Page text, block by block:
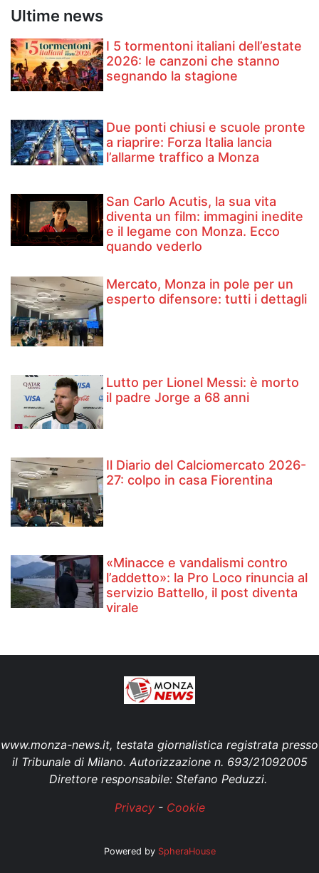
Ultime news
I 5 tormentoni italiani dell’estate
2026: le canzoni che stanno
segnando la stagione
Due ponti chiusi e scuole pronte
a riaprire: Forza Italia lancia
l’allarme traffico a Monza
San Carlo Acutis, la sua vita
diventa un film: immagini inedite
e il legame con Monza. Ecco
quando vederlo
Mercato, Monza in pole per un
esperto difensore: tutti i dettagli
Lutto per Lionel Messi: è morto
il padre Jorge a 68 anni
Il Diario del Calciomercato 2026-
27: colpo in casa Fiorentina
«Minacce e vandalismi contro
l’addetto»: la Pro Loco rinuncia al
servizio Battello, il post diventa
virale
www.monza-news.it, testata giornalistica registrata presso
il Tribunale di Milano. Autorizzazione n. 693/21092005
Direttore responsabile: Stefano Peduzzi.
Privacy- Cookie
Powered by SpheraHouse